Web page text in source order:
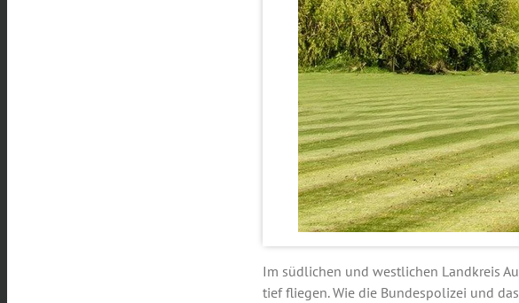
Im südlichen und westlichen Landkreis
tief fliegen. Wie die Bundespolizei und